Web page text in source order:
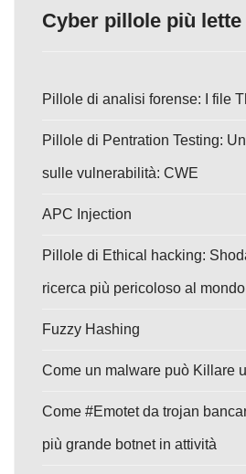
Cyber pillole più lette
Pillole di analisi forense: I file
Pillole di Pentration Testing:
sulle vulnerabilità: CWE
APC Injection
Pillole di Ethical hacking:
ricerca più pericoloso al mondo
Fuzzy Hashing
Come un malware può Killare
Come #Emotet da trojan
più grande botnet in attività